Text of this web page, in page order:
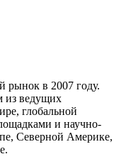
рынок в 2007 году.
из ведущих
глобальной
и научно-
Северной Америке,